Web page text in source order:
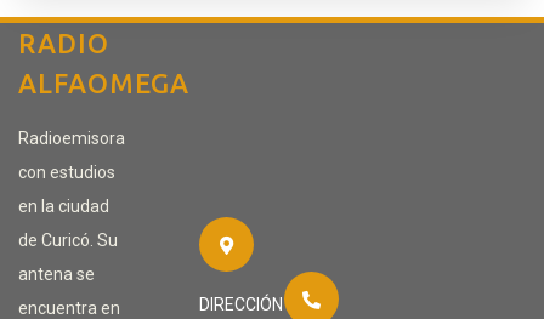
RADIO
ALFAOMEGA
Radioemisora
con estudios
en la ciudad
de Curicó. Su
antena se
encuentra en
DIRECCIÓN